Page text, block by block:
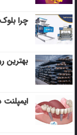
چرا
بهترین